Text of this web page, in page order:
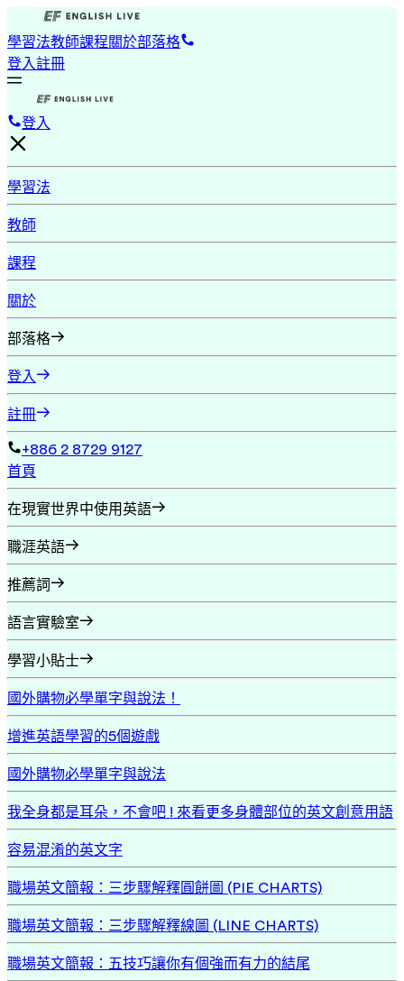
學習法教師課程關於部落格
登入註冊
登入
學習法
教師
課程
關於
部落格
登入
註冊
+886 2 8729 9127
首頁
在現實世界中使用英語
職涯英語
推薦詞
語言實驗室
學習小貼士
國外購物必學單字與說法！
增進英語學習的5個遊戲
國外購物必學單字與說法
我全身都是耳朵，不會吧 ! 來看更多身體部位的英文創意用語
容易混淆的英文字
職場英文簡報：三步驟解釋圓餅圖 (PIE CHARTS)
職場英文簡報：三步驟解釋線圖 (LINE CHARTS)
職場英文簡報：五技巧讓你有個強而有力的結尾